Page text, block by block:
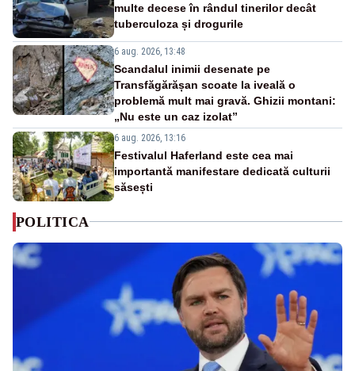
multe decese în rândul tinerilor decât
tuberculoza și drogurile
6 aug. 2026, 13:48
Scandalul inimii desenate pe
Transfăgărășan scoate la iveală o
problemă mult mai gravă. Ghizii montani:
„Nu este un caz izolat”
6 aug. 2026, 13:16
Festivalul Haferland este cea mai
importantă manifestare dedicată culturii
săsești
POLITICA